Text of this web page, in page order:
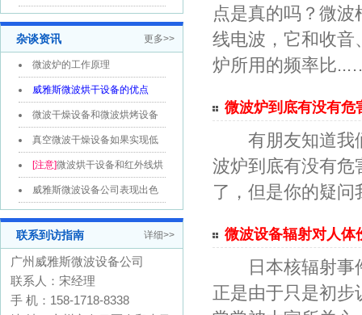
杂谈资讯 更多>>
微波炉的工作原理
威雅斯微波烘干设备的优点
微波干燥设备和微波烘烤设备
的区别真空微波干燥设备如果实现低
温烘干的目...
[注意]微波烘干设备和红外线烘
干线的区...
威雅斯微波设备公司表现出色
联系到访指南 详细>>
广州威雅斯微波设备公司
联系人：宋经理
手 机：158-1718-8338
点是真的吗？微
线电波，它和收音
炉所用的频率比
微波炉到底有没有危
有朋友知道我们
波炉到底有没有危
了，但是你的疑
微波设备辐射对人体
日本核辐射事件
正是由于只是初